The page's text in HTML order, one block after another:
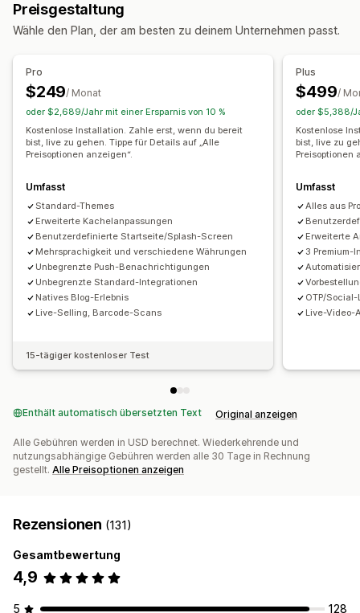
Vorschau in Echtzeit
Abgebrochener Warenkorb
Automatische Benachrichtigungen
Wieder auf Lager
Rich Media
Geplant Segmente
Benutzerdefinierte Benachrichtigungen
Live-Events Autoplay
Interaktives Video Checkout Mehrere Kanäle Analysen
Preisgestaltung
Wähle den Plan, der am besten zu deinem Unternehmen passt.
Pro
$249/ Monat
oder $2,689/Jahr mit einer Ersparnis von 10 %
Kostenlose Installation. Zahle erst, wenn du bereit
bist, live zu gehen. Tippe für Details auf „Alle
Preisoptionen anzeigen“.
Umfasst
Standard-Themes
Erweiterte Kachelanpassungen
Benutzerdefinierte Startseite/Splash-Screen
Mehrsprachigkeit und verschiedene Währungen
Unbegrenzte Push-Benachrichtigungen
Unbegrenzte Standard-Integrationen
Natives Blog-Erlebnis
Live-Selling, Barcode-Scans
15-tägiger kostenloser Test
Plus
$499/
oder $5,388/
Kostenlose
bist, live zu
Preisoptionen
Umfasst
Alles aus
Erweiterte
3 Premium-
OTP/Social-
Live-Video-
Enthält automatisch übersetzten Text Original anzeigen
Alle Gebühren werden in USD berechnet. Wiederkehrende und
nutzungsabhängige Gebühren werden alle 30 Tage in Rechnung
gestellt. Alle Preisoptionen anzeigen
Rezensionen (131)
Gesamtbewertung
4,9
5 128